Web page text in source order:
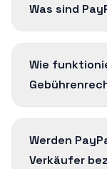
Was sind
Wie
Werden
Verkäufer